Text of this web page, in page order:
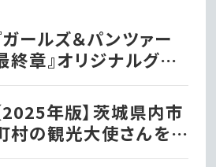
ガールズ＆パンツァー
終章』オリジナルグッ
各種ファミリーマート
発売開始!!
2025年版】茨城県内市
村の観光大使さんを
介！